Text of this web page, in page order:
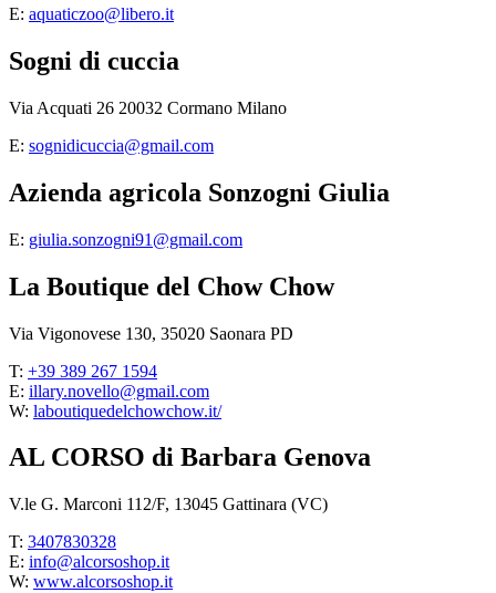
E: aquaticzoo@libero.it
Sogni di cuccia
Via Acquati 26 20032 Cormano Milano
E: sognidicuccia@gmail.com
Azienda agricola Sonzogni Giulia
E: giulia.sonzogni91@gmail.com
La Boutique del Chow Chow
Via Vigonovese 130, 35020 Saonara PD
T: +39 389 267 1594
E: illary.novello@gmail.com
W: laboutiquedelchowchow.it/
AL CORSO di Barbara Genova
V.le G. Marconi 112/F, 13045 Gattinara (VC)
T: 3407830328
E: info@alcorsoshop.it
W: www.alcorsoshop.it